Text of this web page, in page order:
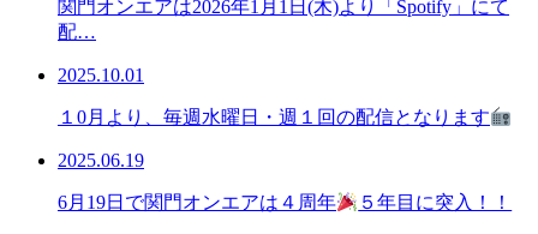
関門オンエアは2026年1月1日(木)より「Spotify」にて
配…
2025.10.01
１0月より、毎週水曜日・週１回の配信となります
2025.06.19
6月19日で関門オンエアは４周年 ５年目に突入！！